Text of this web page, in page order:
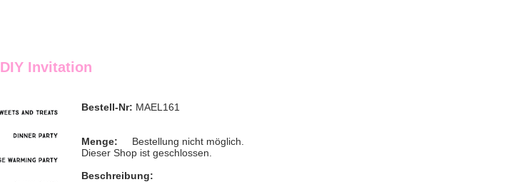
DIY Invitation
Bestell-Nr: MAEL161
Menge:
Bestellung nicht möglich.
Dieser Shop ist geschlossen.
Beschreibung: